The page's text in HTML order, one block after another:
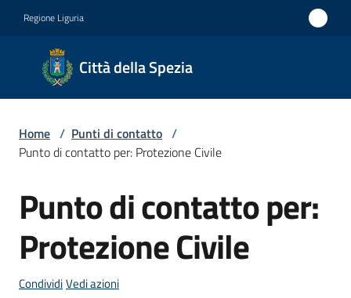
Regione Liguria
Città della Spezia
Città
della
Medaglia
Merito
Civile
Medaglia
d'argento
Home / Punti di contatto /
Punto di contatto per: Protezione Civile
Salta al contenuto
Punto di contatto per:
Protezione Civile
CondividiVedi azioni